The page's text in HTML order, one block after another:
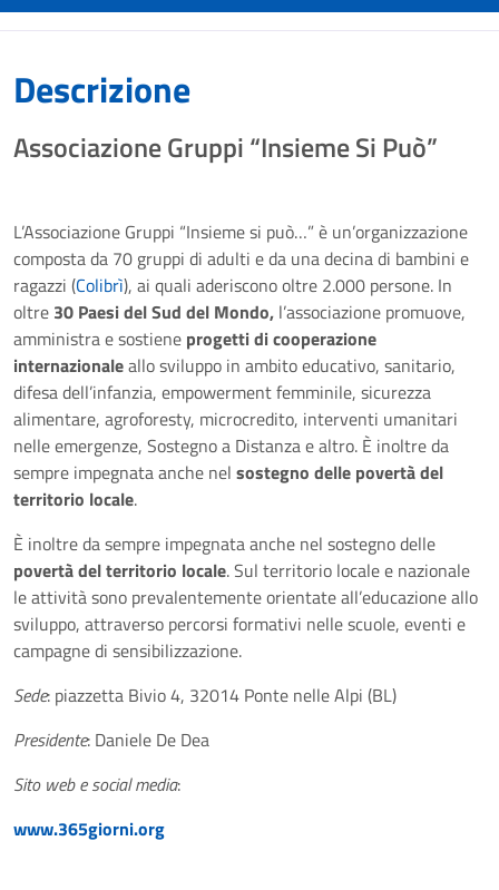
Descrizione
Associazione Gruppi “Insieme Si Può”
L’Associazione Gruppi “Insieme si può…” è un’organizzazione
composta da 70 gruppi di adulti e da una decina di bambini e
ragazzi (Colibrì), ai quali aderiscono oltre 2.000 persone. In
oltre 30 Paesi del Sud del Mondo, l’associazione promuove,
amministra e sostiene progetti di cooperazione
internazionaleallo sviluppo in ambito educativo, sanitario,
difesa dell’infanzia, empowerment femminile, sicurezza
alimentare, agroforesty, microcredito, interventi umanitari
nelle emergenze, Sostegno a Distanza e altro. È inoltre da
sempre impegnata anche nel sostegno delle povertà del
territorio locale.
È inoltre da sempre impegnata anche nel sostegno delle
povertà del territorio locale. Sul territorio locale e nazionale
le attività sono prevalentemente orientate all’educazione allo
sviluppo, attraverso percorsi formativi nelle scuole, eventi e
campagne di sensibilizzazione.
Sede: piazzetta Bivio 4, 32014 Ponte nelle Alpi (BL)
Presidente: Daniele De Dea
Sito web e social media:
www.365giorni.org